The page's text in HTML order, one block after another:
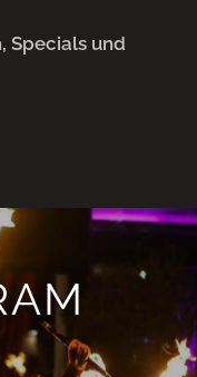
Specials und